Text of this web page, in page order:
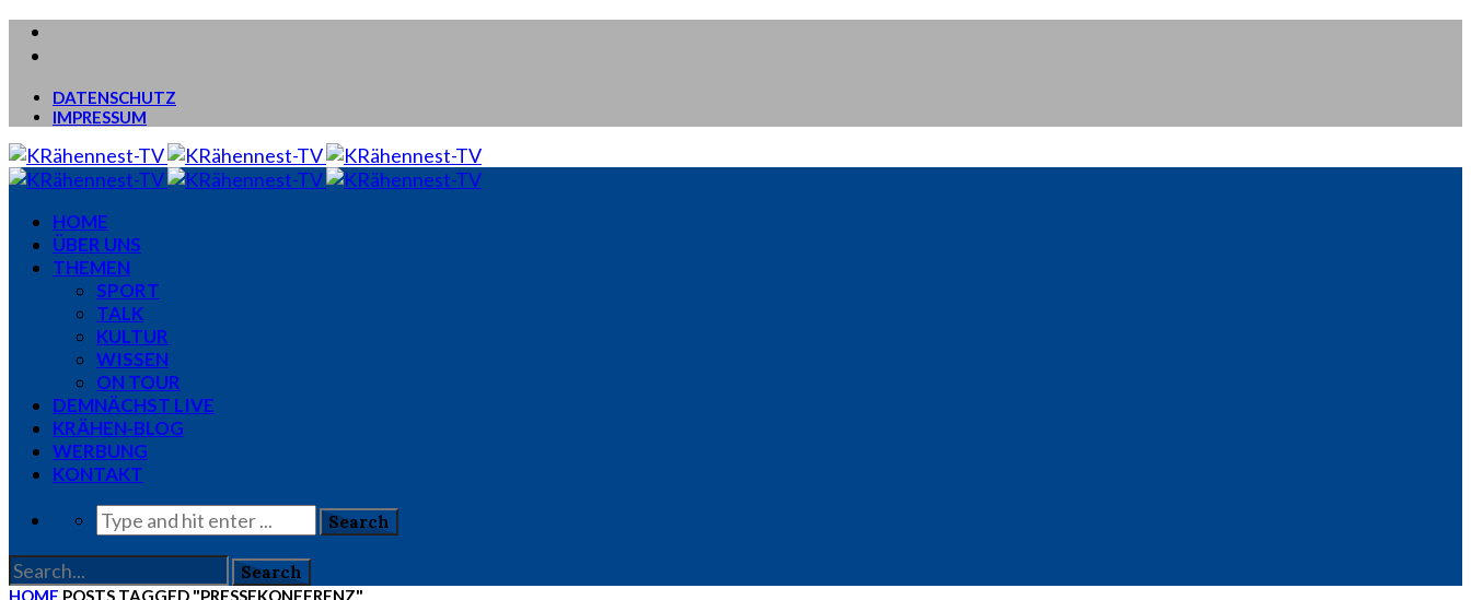
DATENSCHUTZ
IMPRESSUM
HOME
ÜBER UNS
THEMEN
SPORT
TALK
KULTUR
WISSEN
ON TOUR
DEMNÄCHST LIVE
KRÄHEN-BLOG
WERBUNG
KONTAKT
HOME POSTS TAGGED "PRESSEKONFERENZ"